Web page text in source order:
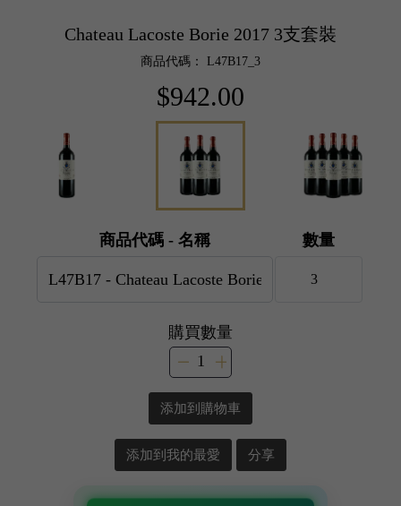
Chateau Lacoste Borie 2017 3支套裝
商品代碼： L47B17_3
$942.00
商品代碼 - 名稱 數量
購買數量
添加到購物車
添加到我的最愛 分享